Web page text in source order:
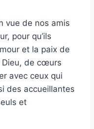
vue de nos amis
pour qu’ils
et la paix de
Dieu, de cœurs
avec ceux qui
des accueillantes
et